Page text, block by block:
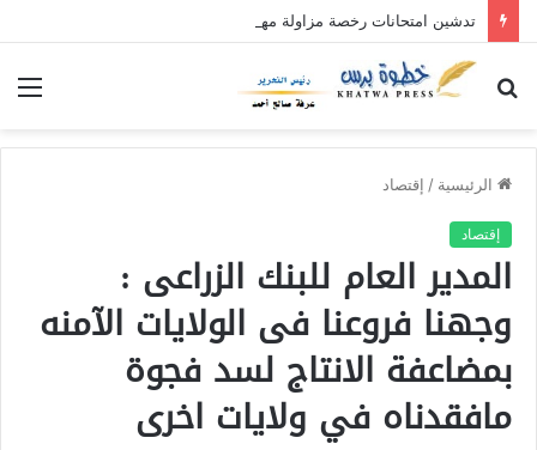
تدشين امتحانات رخصة مزاولة مهنة التدريس بمحلية حلفا الجديدة
الرئيسية / إقتصاد
إقتصاد
المدير العام للبنك الزراعى :
وجهنا فروعنا فى الولايات الآمنه
بمضاعفة الانتاج لسد فجوة
مافقدناه في ولايات اخرى